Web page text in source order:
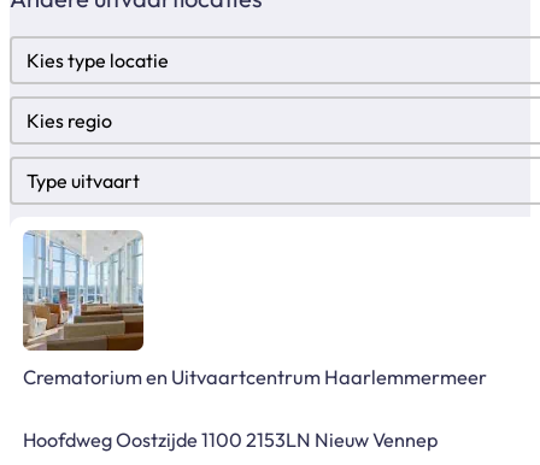
Locatietypes
Select content
Regio
Select content
Type uitvaart
Select content
Crematorium en Uitvaartcentrum Haarlemmermeer
Hoofdweg Oostzijde 1100 2153LN Nieuw Vennep